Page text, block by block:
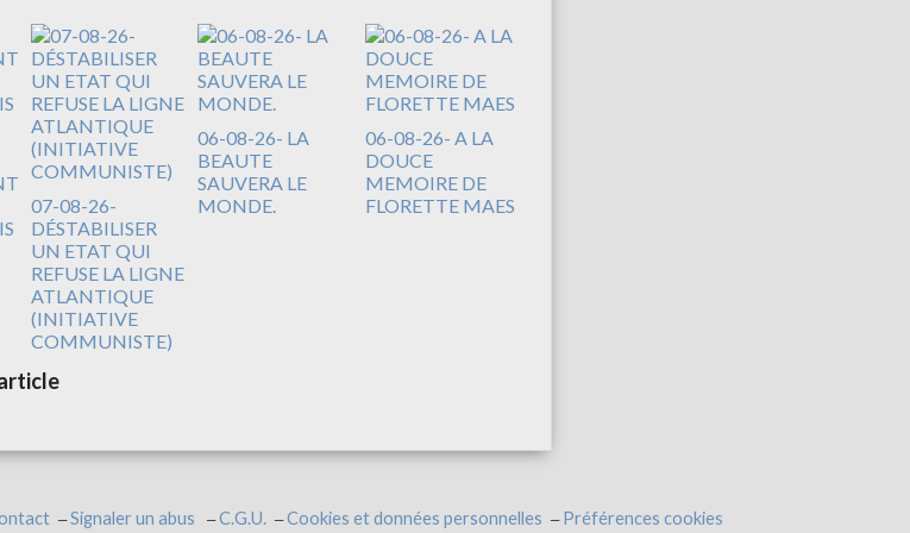
07-08-26-
DÉSTABILISER
UN ETAT QUI
REFUSE LA LIGNE
ATLANTIQUE
(INITIATIVE
COMMUNISTE)
06-08-26- LA
BEAUTE
SAUVERA LE
MONDE.
06-08-26- A LA
DOUCE
MEMOIRE DE
FLORETTE MAES
Signaler un abus C.G.U. Cookies et données personnelles Préférences cookies